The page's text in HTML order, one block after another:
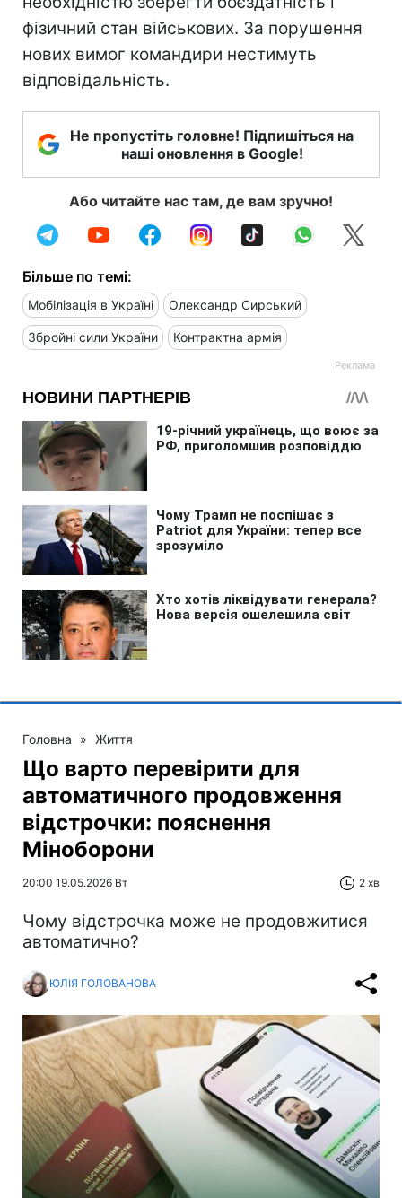
фізичний стан військових. За порушення
нових вимог командири нестимуть
відповідальність.
Не пропустіть головне! Підпишіться на
наші оновлення в Google!
Або читайте нас там, де вам зручно!
Більше по темі:
Мобілізація в Україні Олександр Сирський
Збройні сили України Контрактна армія
Головна » Життя
Що варто перевірити для
автоматичного продовження
відстрочки: пояснення
Міноборони
20:00 19.05.2026 Вт 2 хв
Чому відстрочка може не продовжитися
автоматично?
ЮЛІЯ ГОЛОВАНОВА